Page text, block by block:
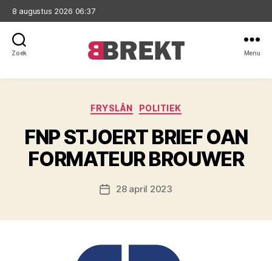
8 augustus 2026 06:37
Zoek Menu
Categorieën
FRYSLÂN POLITIEK
FNP STJOERT BRIEF OAN
FORMATEUR BROUWER
Berichtdatum
28 april 2023